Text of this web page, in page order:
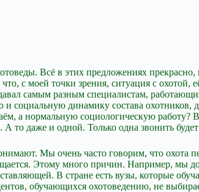
Всё в этих предложениях
с моей точки зрения, ситуация с
самым разным специалистам,
социальную динамику состава охотников,
а нормальную социологическую работу?
то даже и одной. Только одна звонить
Мы очень часто говорим, что охота
Этому много причин. Например, мы
В стране есть вузы, которые
обучающихся охотоведению, не